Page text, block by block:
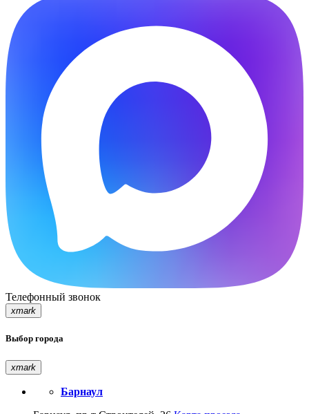
Телефонный звонок
xmark
Выбор города
xmark
Барнаул